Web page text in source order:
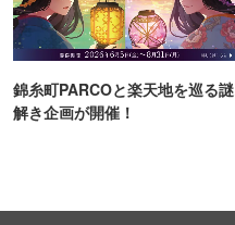
錦糸町PARCOと楽天地を巡る謎
解き企画が開催！